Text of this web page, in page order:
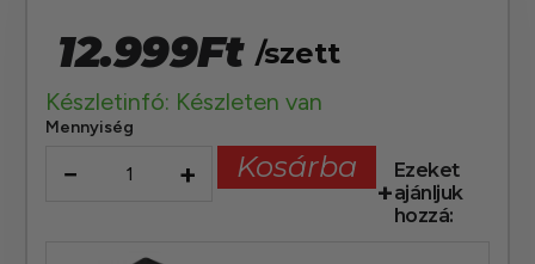
12.999Ft /szett
Készletinfó: Készleten van
Mennyiség
− + Kosárba
Ezeket
ajánljuk
hozzá: